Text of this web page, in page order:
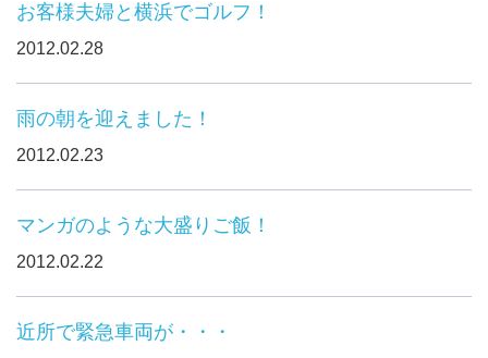
お客様夫婦と横浜でゴルフ！
2012.02.28
雨の朝を迎えました！
2012.02.23
マンガのような大盛りご飯！
2012.02.22
近所で緊急車両が・・・